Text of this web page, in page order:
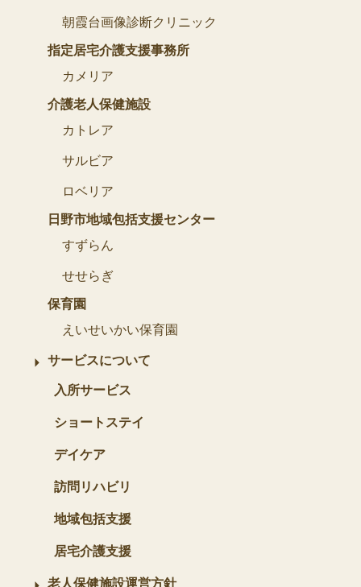
朝霞台画像診断クリニック
指定居宅介護支援事務所
カメリア
介護老人保健施設
カトレア
サルビア
ロベリア
日野市地域包括支援センター
すずらん
せせらぎ
保育園
えいせいかい保育園
サービスについて
入所サービス
ショートステイ
デイケア
訪問リハビリ
地域包括支援
居宅介護支援
老人保健施設運営方針